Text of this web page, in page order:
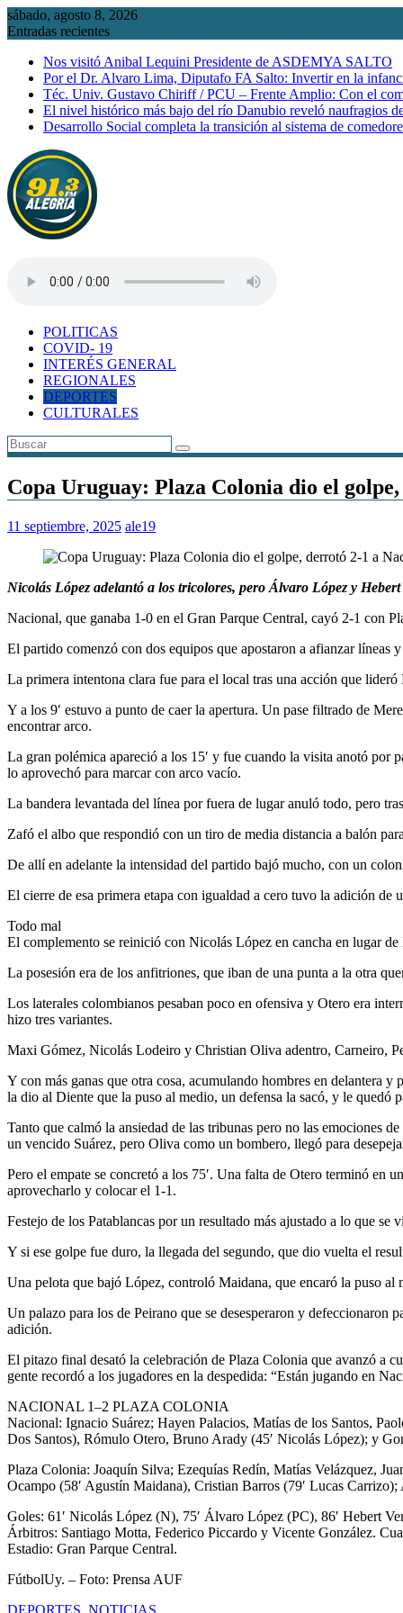
Saltar
al
sábado, agosto 8, 2026
Entradas recientes
Nos visitó Anibal Lequini Presidente de ASDEMYA SALTO
Por el Dr. Alvaro Lima, Diputafo FA Salto: Invertir en la
Téc. Univ. Gustavo Chiriff / PCU – Frente Amplio: Con el
El nivel histórico más bajo del río Danubio reveló naufragios
Desarrollo Social completa la transición al sistema de
POLITICAS
COVID- 19
INTERÉS GENERAL
REGIONALES
DEPORTES
CULTURALES
Copa Uruguay: Plaza Colonia dio el
11 septiembre, 2025 ale19
Nicolás López adelantó a los tricolores, pero Álvaro López y
Nacional, que ganaba 1-0 en el Gran Parque Central, cayó 2-1 con
El partido comenzó con dos equipos que apostaron a afianzar
La primera intentona clara fue para el local tras una acción que
Y a los 9′ estuvo a punto de caer la apertura. Un pase filtrado de
encontrar arco.
La gran polémica apareció a los 15′ y fue cuando la visita anotó por
lo aprovechó para marcar con arco vacío.
La bandera levantada del línea por fuera de lugar anuló todo, pero
Zafó el albo que respondió con un tiro de media distancia a balón
De allí en adelante la intensidad del partido bajó mucho, con un
El cierre de esa primera etapa con igualdad a cero tuvo la adición de
Todo mal
El complemento se reinició con Nicolás López en cancha en lugar
La posesión era de los anfitriones, que iban de una punta a la otra
Los laterales colombianos pesaban poco en ofensiva y Otero era
hizo tres variantes.
Maxi Gómez, Nicolás Lodeiro y Christian Oliva adentro, Carneiro,
Y con más ganas que otra cosa, acumulando hombres en delantera
la dio al Diente que la puso al medio, un defensa la sacó, y le quedó
Tanto que calmó la ansiedad de las tribunas pero no las emociones
un vencido Suárez, pero Oliva como un bombero, llegó para
Pero el empate se concretó a los 75′. Una falta de Otero terminó en
aprovecharlo y colocar el 1-1.
Festejo de los Patablancas por un resultado más ajustado a lo que
Y si ese golpe fue duro, la llegada del segundo, que dio vuelta el
Una pelota que bajó López, controló Maidana, que encaró la puso
Un palazo para los de Peirano que se desesperaron y defeccionaron
adición.
El pitazo final desató la celebración de Plaza Colonia que avanzó a
gente recordó a los jugadores en la despedida: “Están jugando en
NACIONAL 1–2 PLAZA COLONIA
Nacional: Ignacio Suárez; Hayen Palacios, Matías de los Santos,
Dos Santos), Rómulo Otero, Bruno Arady (45′ Nicolás López); y
Plaza Colonia: Joaquín Silva; Ezequías Redín, Matías Velázquez,
Ocampo (58′ Agustín Maidana), Cristian Barros (79′ Lucas
Goles: 61′ Nicolás López (N), 75′ Álvaro López (PC), 86′ Hebert
Árbitros: Santiago Motta, Federico Piccardo y Vicente González.
Estadio: Gran Parque Central.
FútbolUy. – Foto: Prensa AUF
DEPORTES, NOTICIAS